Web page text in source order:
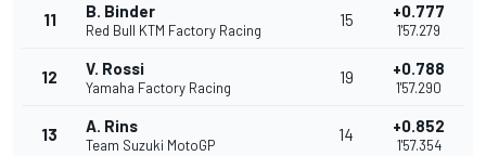
11 B. Binder
Red Bull KTM Factory Racing
15 +0.777
1'57.279
12 V. Rossi
Yamaha Factory Racing
19 +0.788
1'57.290
13 A. Rins
Team Suzuki MotoGP
14 +0.852
1'57.354